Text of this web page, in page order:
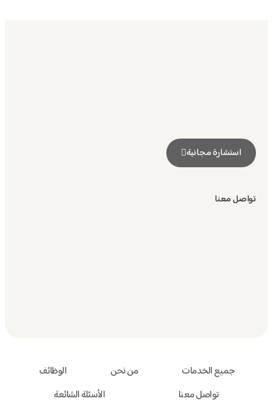
استشارة مجانية
تواصل معنا
جميع الخدمات من نحن
الوظائف
تواصل معنا
الأسئلة الشائعة